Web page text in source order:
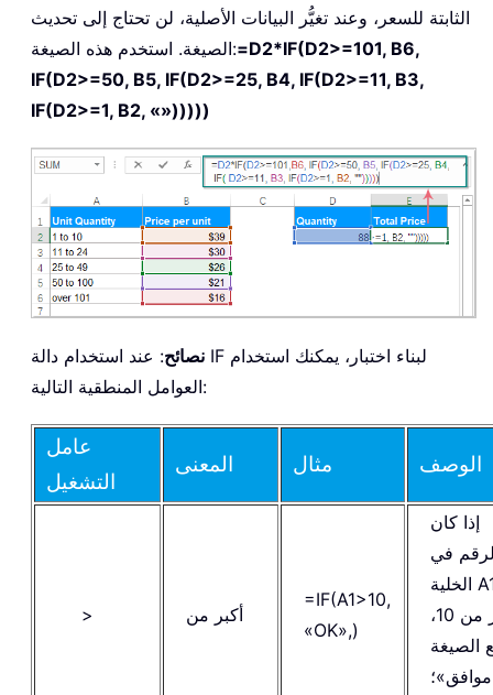
الثابتة للسعر، وعند تغيُّر البيانات الأصلية، لن تحتاج إلى تحديث
الصيغة. استخدم هذه الصيغة:=D2*IF(D2>=101, B6,
IF(D2>=50, B5, IF(D2>=25, B4, IF(D2>=11, B3,
IF(D2>=1, B2, «»)))))
نصائح: عند استخدام دالة IF لبناء اختبار، يمكنك استخدام
العوامل المنطقية التالية:
عامل
التشغيل
المعنى مثال الوصف
> أكبر من
=IF(A1>10,
«OK»,)
إذا كان
في
الخلية A1
أكبر من 10،
الصيغة